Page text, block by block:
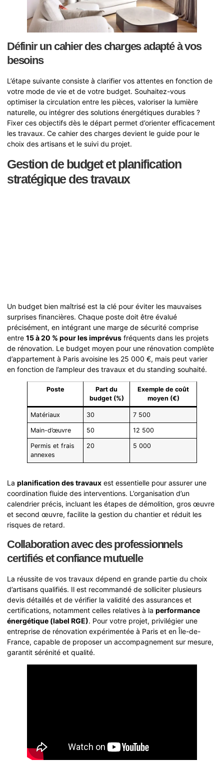
Définir un cahier des charges adapté à vos
besoins
L’étape suivante consiste à clarifier vos attentes en fonction de
votre mode de vie et de votre budget. Souhaitez-vous
optimiser la circulation entre les pièces, valoriser la lumière
naturelle, ou intégrer des solutions énergétiques durables ?
Fixer ces objectifs dès le départ permet d’orienter efficacement
les travaux. Ce cahier des charges devient le guide pour le
choix des artisans et le suivi du projet.
Gestion de budget et planification
stratégique des travaux
Un budget bien maîtrisé est la clé pour éviter les mauvaises
surprises financières. Chaque poste doit être évalué
précisément, en intégrant une marge de sécurité comprise
entre 15 à 20 % pour les imprévus fréquents dans les projets
de rénovation. Le budget moyen pour une rénovation complète
d’appartement à Paris avoisine les 25 000 €, mais peut varier
en fonction de l’ampleur des travaux et du standing souhaité.
Poste
Part du
budget (%)
Exemple de coût
moyen (€)
Matériaux 30 7 500
Main-d’œuvre 50 12 500
Permis et frais
annexes
20 5 000
La planification des travaux est essentielle pour assurer une
coordination fluide des interventions. L’organisation d’un
calendrier précis, incluant les étapes de démolition, gros œuvre
et second œuvre, facilite la gestion du chantier et réduit les
risques de retard.
Collaboration avec des professionnels
certifiés et confiance mutuelle
La réussite de vos travaux dépend en grande partie du choix
d’artisans qualifiés. Il est recommandé de solliciter plusieurs
devis détaillés et de vérifier la validité des assurances et
certifications, notamment celles relatives à la performance
énergétique (label RGE). Pour votre projet, privilégier une
entreprise de rénovation expérimentée à Paris et en Île-de-
France, capable de proposer un accompagnement sur mesure,
garantit sérénité et qualité.